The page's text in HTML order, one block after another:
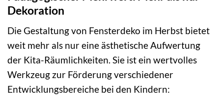
Dekoration
Die Gestaltung von Fensterdeko im Herbst bietet
weit mehr als nur eine ästhetische Aufwertung
der Kita-Räumlichkeiten. Sie ist ein wertvolles
Werkzeug zur Förderung verschiedener
Entwicklungsbereiche bei den Kindern: